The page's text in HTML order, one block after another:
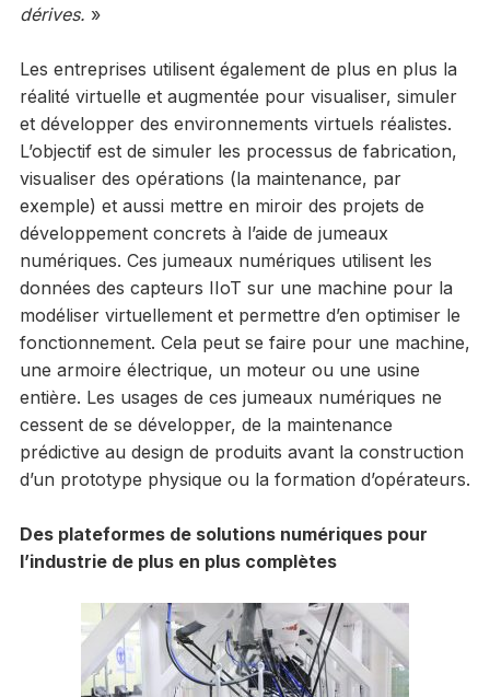
dérives. »
Les entreprises utilisent également de plus en plus la
réalité virtuelle et augmentée pour visualiser, simuler
et développer des environnements virtuels réalistes.
L’objectif est de simuler les processus de fabrication,
visualiser des opérations (la maintenance, par
exemple) et aussi mettre en miroir des projets de
développement concrets à l’aide de jumeaux
numériques. Ces jumeaux numériques utilisent les
données des capteurs IIoT sur une machine pour la
modéliser virtuellement et permettre d’en optimiser le
fonctionnement. Cela peut se faire pour une machine,
une armoire électrique, un moteur ou une usine
entière. Les usages de ces jumeaux numériques ne
cessent de se développer, de la maintenance
prédictive au design de produits avant la construction
d’un prototype physique ou la formation d’opérateurs.
Des plateformes de solutions numériques pour
l’industrie de plus en plus complètes